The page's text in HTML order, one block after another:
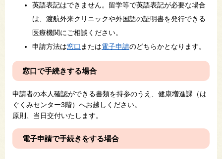
英語表記はできません。留学等で英語表記が必要な場合
は、渡航外来クリニックや外国語の証明書を発行できる
医療機関にご相談ください。
申請方法は窓口 または電子申請のどちらかとなります。
窓口で手続きする場合
申請者の本人確認ができる書類を持参のうえ、健康増進課（は
ぐくみセンター3階）へお越しください。
原則、当日交付いたします。
電子申請で手続きをする場合